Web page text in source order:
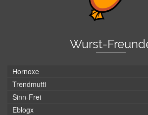
Wurst-
Hornoxe
Trendmutti
Sinn-Frei
Eblogx